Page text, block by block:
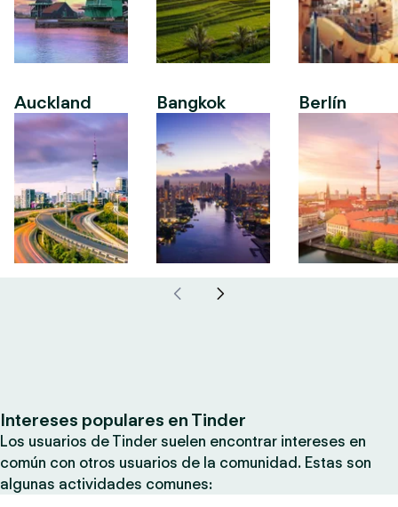
Auckland Bangkok Berlín
Intereses populares en Tinder
Los usuarios de Tinder suelen encontrar intereses en
común con otros usuarios de la comunidad. Estas son
algunas actividades comunes: